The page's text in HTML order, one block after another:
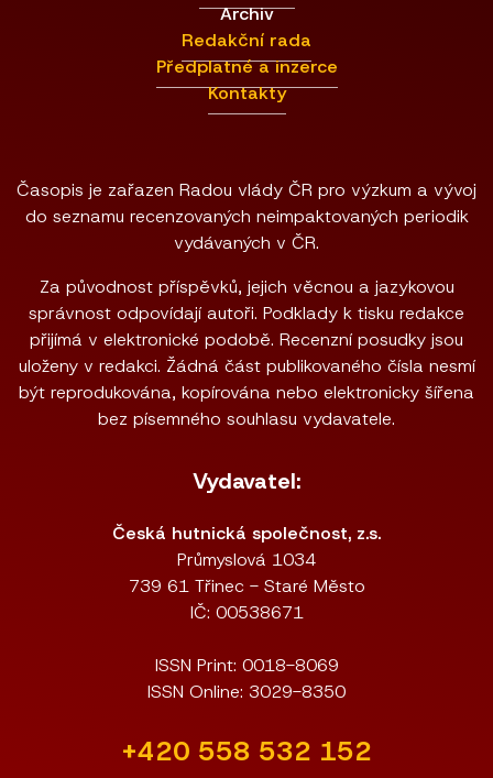
Archiv
Redakční rada
Předplatné a inzerce
Kontakty
Časopis je zařazen Radou vlády ČR pro výzkum a vývoj
do seznamu recenzovaných neimpaktovaných periodik
vydávaných v ČR.
Za původnost příspěvků, jejich věcnou a jazykovou
správnost odpovídají autoři. Podklady k tisku redakce
přijímá v elektronické podobě. Recenzní posudky jsou
uloženy v redakci. Žádná část publikovaného čísla nesmí
být reprodukována, kopírována nebo elektronicky šířena
bez písemného souhlasu vydavatele.
Vydavatel:
Česká hutnická společnost, z.s.
Průmyslová 1034
739 61 Třinec - Staré Město
IČ: 00538671
ISSN Print: 0018-8069
ISSN Online: 3029-8350
+420 558 532 152